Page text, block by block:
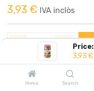
Price:
3,93 €
Home Search
3,93 € IVA inclòs
Compartir :